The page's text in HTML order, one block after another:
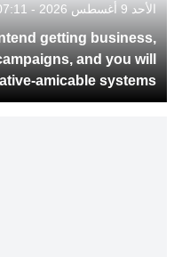
الأحد 9 أغسطس 2026 - 07:11
getting business,
and you will
amicable systems